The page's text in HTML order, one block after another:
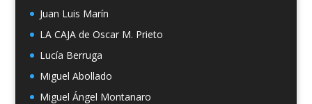
Juan Luis Marín
LA CAJA de Oscar M. Prieto
Lucía Berruga
Miguel Abollado
Miguel Ángel Montanaro